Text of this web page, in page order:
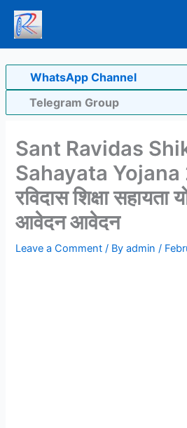
Skip
content
WhatsApp Channel
Telegram Group
Sant Ravidas
Sahayata Yojana
रविदास शिक्षा
आवेदन आवेदन
Leave a Comment / Byadmin/